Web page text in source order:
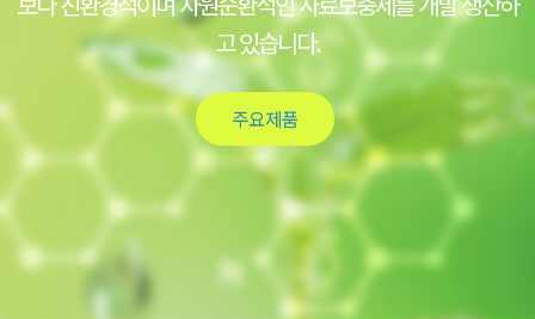
고 있습니다.
문의&상담